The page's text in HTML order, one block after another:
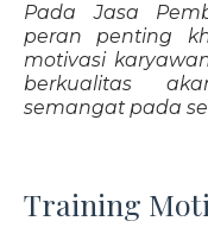
Pada Jasa
peran penting
motivasi
berkualitas
semangat pada
Training